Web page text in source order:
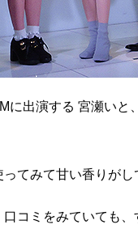
出演する 宮瀬いと
てみて甘い香りがし
コミをみていても